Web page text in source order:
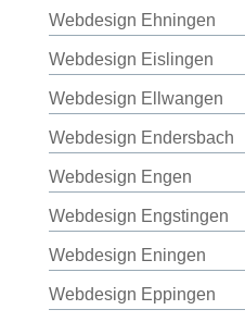
Webdesign Ehningen
Webdesign Eislingen
Webdesign Ellwangen
Webdesign Endersbach
Webdesign Engen
Webdesign Engstingen
Webdesign Eningen
Webdesign Eppingen